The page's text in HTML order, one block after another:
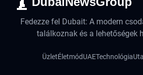
Fedezze fel Dubait: A modern
találkoznak és a lehetőségek
ÜzletÉletmódUAETechnológia